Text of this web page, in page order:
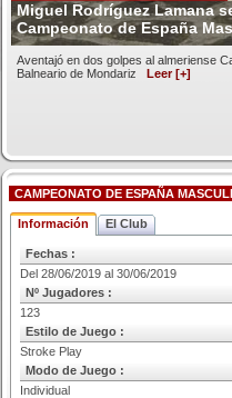
Miguel Rodríguez Lamana
Campeonato de España
Aventajó en dos golpes al almeriense
Balneario de Mondariz Leer [+]
CAMPEONATO DE ESPAÑA
Información El Club
Fechas :
Del 28/06/2019 al 30/06/2019
Nº Jugadores :
123
Estilo de Juego :
Stroke Play
Modo de Juego :
Individual